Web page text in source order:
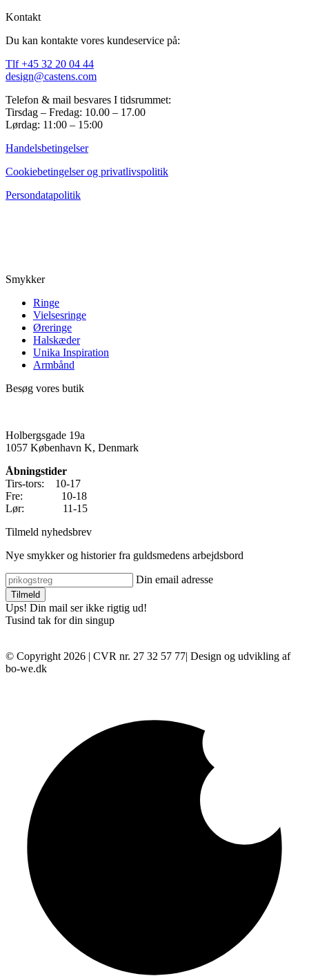
Kontakt
Du kan kontakte vores kundeservice på:
Tlf +45 32 20 04 44
design@castens.com
Telefon & mail besvares I tidsrummet:
Tirsdag – Fredag: 10.00 – 17.00
Lørdag: 11:00 – 15:00
Handelsbetingelser
Cookiebetingelser og privatlivspolitik
Persondatapolitik
Smykker
Ringe
Vielsesringe
Øreringe
Halskæder
Unika Inspiration
Armbånd
Besøg vores butik
Holbergsgade 19a
1057 København K, Denmark
Åbningstider
Tirs-tors: 10-17
Fre: 10-18
Lør: 11-15
Tilmeld nyhedsbrev
Nye smykker og historier fra guldsmedens arbejdsbord
Din email adresse
Ups! Din mail ser ikke rigtig ud!
Tusind tak for din singup
© Copyright 2026 | CVR nr. 27 32 57 77| Design og udvikling af
bo-we.dk